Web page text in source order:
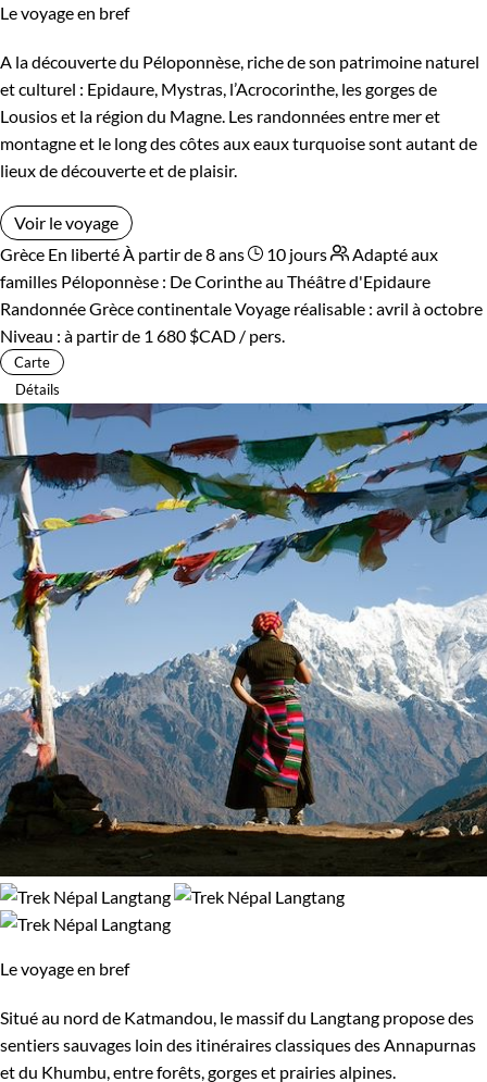
Le voyage en bref
A la découverte du Péloponnèse, riche de son patrimoine naturel
et culturel : Epidaure, Mystras, l’Acrocorinthe, les gorges de
Lousios et la région du Magne. Les randonnées entre mer et
montagne et le long des côtes aux eaux turquoise sont autant de
lieux de découverte et de plaisir.
Voir le voyage
Grèce En liberté À partir de 8 ans 10 jours
Adapté aux
familles Péloponnèse : De Corinthe au Théâtre d'Epidaure
Randonnée Grèce continentaleVoyage réalisable : avril à octobre
Niveau : à partir de 1 680 $CAD / pers.
Carte
Détails
Le voyage en bref
Situé au nord de Katmandou, le massif du Langtang propose des
sentiers sauvages loin des itinéraires classiques des Annapurnas
et du Khumbu, entre forêts, gorges et prairies alpines.